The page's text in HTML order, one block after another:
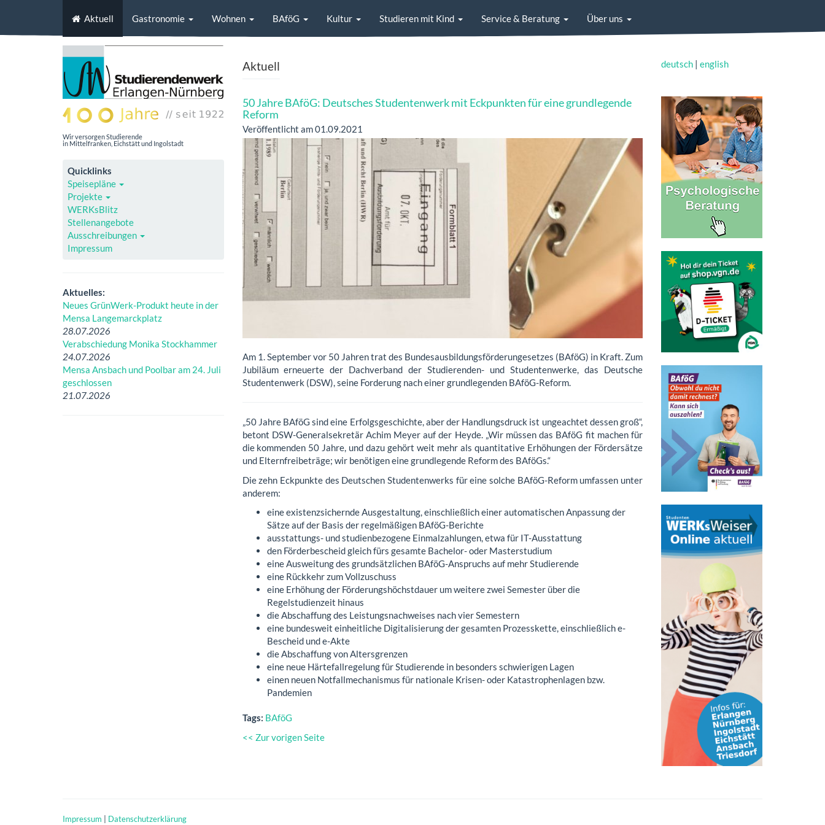
Aktuell Gastronomie Wohnen BAföG Kultur Studieren mit Kind Service & Beratung Über uns
Wir versorgen Studierende
in Mittelfranken, Eichstätt und Ingolstadt
Quicklinks
Speisepläne
Projekte
WERKsBlitz
Stellenangebote
Ausschreibungen
Impressum
Aktuelles:
Neues GrünWerk-Produkt heute in der
Mensa Langemarckplatz
28.07.2026
Verabschiedung Monika Stockhammer
24.07.2026
Mensa Ansbach und Poolbar am 24. Juli
geschlossen
21.07.2026
Aktuell
50 Jahre BAföG: Deutsches Studentenwerk mit Eckpunkten für eine grundlegende
Reform
Veröffentlicht am 01.09.2021
Am 1. September vor 50 Jahren trat des Bundesausbildungsförderungesetzes (BAföG) in Kraft. Zum
Jubiläum erneuerte der Dachverband der Studierenden- und Studentenwerke, das Deutsche
Studentenwerk (DSW), seine Forderung nach einer grundlegenden BAföG-Reform.
„50 Jahre BAföG sind eine Erfolgsgeschichte, aber der Handlungsdruck ist ungeachtet dessen groß“,
betont DSW-Generalsekretär Achim Meyer auf der Heyde. „Wir müssen das BAföG fit machen für
die kommenden 50 Jahre, und dazu gehört weit mehr als quantitative Erhöhungen der Fördersätze
und Elternfreibeträge; wir benötigen eine grundlegende Reform des BAföGs.“
Die zehn Eckpunkte des Deutschen Studentenwerks für eine solche BAföG-Reform umfassen unter
anderem:
eine existenzsichernde Ausgestaltung, einschließlich einer automatischen Anpassung der
Sätze auf der Basis der regelmäßigen BAföG-Berichte
ausstattungs- und studienbezogene Einmalzahlungen, etwa für IT-Ausstattung
den Förderbescheid gleich fürs gesamte Bachelor- oder Masterstudium
eine Ausweitung des grundsätzlichen BAföG-Anspruchs auf mehr Studierende
eine Rückkehr zum Vollzuschuss
eine Erhöhung der Förderungshöchstdauer um weitere zwei Semester über die
Regelstudienzeit hinaus
die Abschaffung des Leistungsnachweises nach vier Semestern
eine bundesweit einheitliche Digitalisierung der gesamten Prozesskette, einschließlich e-
Bescheid und e-Akte
die Abschaffung von Altersgrenzen
eine neue Härtefallregelung für Studierende in besonders schwierigen Lagen
einen neuen Notfallmechanismus für nationale Krisen- oder Katastrophenlagen bzw.
Pandemien
Tags: BAföG
<< Zur vorigen Seite
deutsch | english
Impressum Datenschutzerklärung